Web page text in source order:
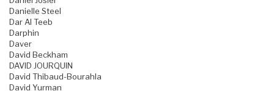
Danielle Steel
Dar Al Teeb
Darphin
Daver
David Beckham
DAVID JOURQUIN
David Thibaud-Bourahla
David Yurman